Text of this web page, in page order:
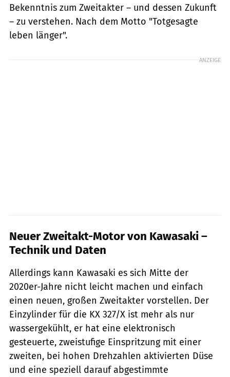
Bekenntnis zum Zweitakter – und dessen Zukunft
– zu verstehen. Nach dem Motto "Totgesagte
leben länger".
ANZEIGE
Neuer Zweitakt-Motor von Kawasaki –
Technik und Daten
Allerdings kann Kawasaki es sich Mitte der
2020er-Jahre nicht leicht machen und einfach
einen neuen, großen Zweitakter vorstellen. Der
Einzylinder für die KX 327/X ist mehr als nur
wassergekühlt, er hat eine elektronisch
gesteuerte, zweistufige Einspritzung mit einer
zweiten, bei hohen Drehzahlen aktivierten Düse
und eine speziell darauf abgestimmte